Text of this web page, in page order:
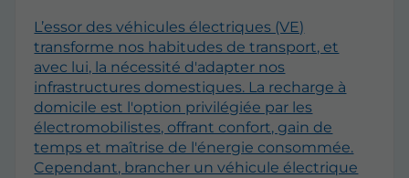
L’essor des véhicules électriques (VE)
transforme nos habitudes de transport, et
avec lui, la nécessité d'adapter nos
infrastructures domestiques. La recharge à
domicile est l'option privilégiée par les
électromobilistes, offrant confort, gain de
temps et maîtrise de l'énergie consommée.
Cependant, brancher un véhicule électrique